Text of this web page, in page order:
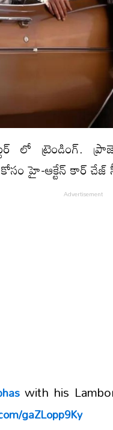
లో ట్రెండింగ్.
హై-ఆక్టేన్ కార్ చేజ్
with his
gaZLopp9Ky